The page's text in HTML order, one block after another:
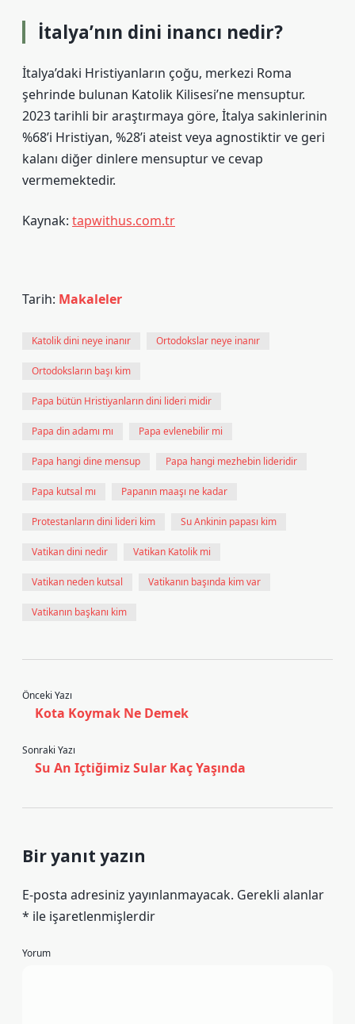
İtalya’nın dini inancı nedir?
İtalya’daki Hristiyanların çoğu, merkezi Roma
şehrinde bulunan Katolik Kilisesi’ne mensuptur.
2023 tarihli bir araştırmaya göre, İtalya sakinlerinin
%68’i Hristiyan, %28’i ateist veya agnostiktir ve geri
kalanı diğer dinlere mensuptur ve cevap
vermemektedir.
Kaynak: tapwithus.com.tr
Tarih: Makaleler
Katolik dini neye inanır Ortodokslar neye inanır
Ortodoksların başı kim
Papa bütün Hristiyanların dini lideri midir
Papa din adamı mı Papa evlenebilir mi
Papa hangi dine mensup Papa hangi mezhebin lideridir
Papa kutsal mı Papanın maaşı ne kadar
Protestanların dini lideri kim Su Ankinin papası kim
Vatikan dini nedir Vatikan Katolik mi
Vatikan neden kutsal Vatikanın başında kim var
Vatikanın başkanı kim
Önceki Yazı
Kota Koymak Ne Demek
Sonraki Yazı
Su An Içtiğimiz Sular Kaç Yaşında
Bir yanıt yazın
E-posta adresiniz yayınlanmayacak. Gerekli alanlar
* ile işaretlenmişlerdir
Yorum